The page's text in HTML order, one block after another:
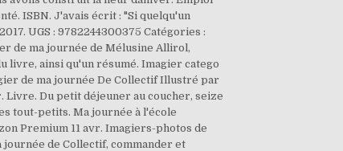
ISBN. J'avais écrit : "Si quelqu'un
UGS : 9782244300375 Catégories :
de ma journée de Mélusine Allirol,
livre, ainsi qu'un résumé. Imagier catego
de ma journée De Collectif Illustré par
Livre. Du petit déjeuner au coucher, seize
tout-petits. Ma journée à l'école
Premium 11 avr. Imagiers-photos de
de Collectif, commander et